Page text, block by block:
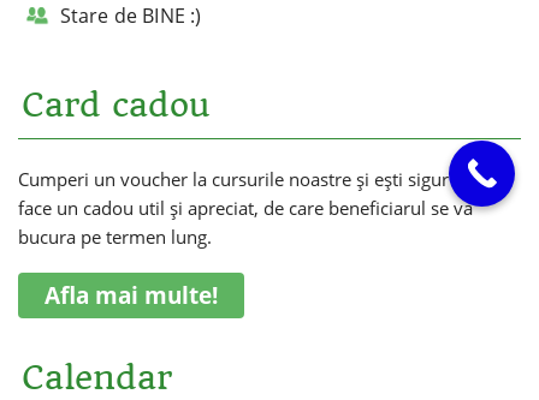
Stare de BINE :)
Card cadou
Cumperi un voucher la cursurile noastre și ești sigur că vei
face un cadou util și apreciat, de care beneficiarul se va
bucura pe termen lung.
Afla mai multe!
Calendar